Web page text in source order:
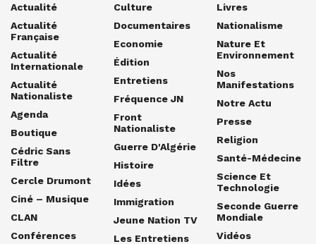
Actualité
Actualité
Française
Actualité
Internationale
Actualité
Nationaliste
Agenda
Boutique
Cédric Sans
Filtre
Cercle Drumont
Ciné – Musique
CLAN
Conférences
Culture
Documentaires
Economie
Édition
Entretiens
Fréquence JN
Front
Nationaliste
Guerre D'Algérie
Histoire
Idées
Immigration
Jeune Nation TV
Les Entretiens
Livres
Nationalisme
Nature Et
Environnement
Nos
Manifestations
Notre Actu
Presse
Religion
Santé-Médecine
Science Et
Technologie
Seconde Guerre
Mondiale
Vidéos